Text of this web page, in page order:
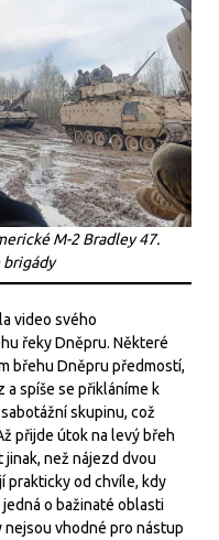
M-2 Bradley 47.
brigády
video svého
řeky Dněpru. Některé
břehu Dněpru předmostí,
a spíše se přikláníme k
skupinu, což
přijde útok na levý břeh
jinak, než nájezd dvou
prakticky od chvíle, kdy
o bažinaté oblasti
vhodné pro nástup